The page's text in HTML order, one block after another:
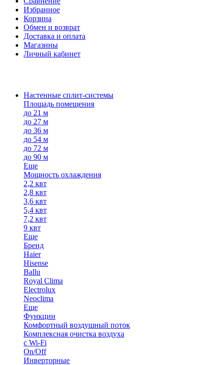
Избранное
Корзина
Обмен и возврат
Доставка и оплата
Магазины
Личный кабинет
Настенные сплит-системы
Площадь помещения
до 21 м
до 27 м
до 36 м
до 54 м
до 72 м
до 90 м
Еще
Мощность охлаждения
2,2 квт
2,8 квт
3,6 квт
5,4 квт
7,2 квт
9 квт
Еще
Бренд
Haier
Hisense
Ballu
Royal Clima
Electrolux
Neoclima
Еще
Функции
Комфортный воздушный поток
Комплексная очистка воздуха
с Wi-Fi
On/Off
Инверторные